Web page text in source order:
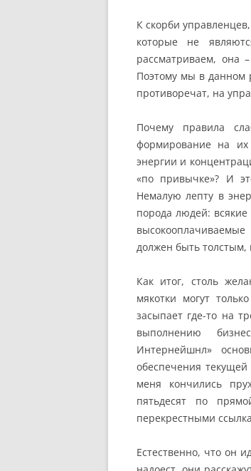
К скорби
которые не
рассматриваем, она
Поэтому мы в данном
противоречат, на
Почему правила
формирование на
энергии и
«по привычке»? И
Немалую лепту в
порода людей:
должен быть
Как итог, столь
мякотки могут
засыпает где-то на
выполнению
Интернейшнл»
обеспечения
меня кончились
пятьдесят по
перекрестными
Естественно, что он